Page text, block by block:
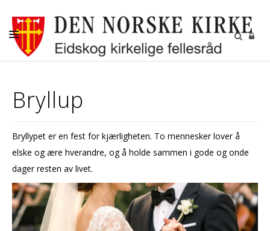
KIRKENE
BARN OG UNGDOM
MENIGHETSBLAD
RÅD OG UTVALG
KONTAKT OSS
Bryllup
Bryllypet er en fest for kjærligheten. To mennesker lover å
elske og ære hverandre, og å holde sammen i gode og onde
dager resten av livet.